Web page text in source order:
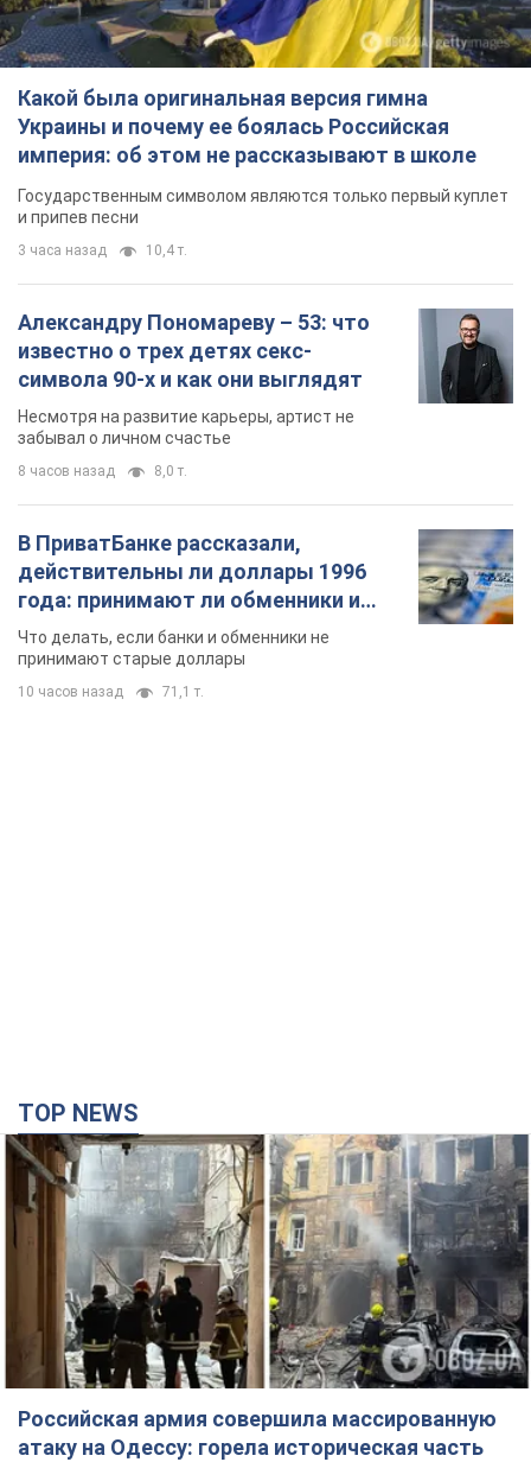
Какой была оригинальная версия гимна
Украины и почему ее боялась Российская
империя: об этом не рассказывают в школе
Государственным символом являются только первый куплет
и припев песни
3 часа назад 10,4 т.
Александру Пономареву – 53: что
известно о трех детях секс-
символа 90-х и как они выглядят
Несмотря на развитие карьеры, артист не
забывал о личном счастье
8 часов назад 8,0 т.
В ПриватБанке рассказали,
действительны ли доллары 1996
года: принимают ли обменники и
банки такие купюры
Что делать, если банки и обменники не
принимают старые доллары
10 часов назад 71,1 т.
TOP NEWS
Российская армия совершила массированную
атаку на Одессу: горела историческая часть